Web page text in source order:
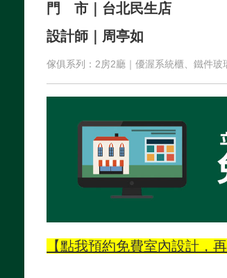
門 市｜台北民生店
設計師｜周亭如
傢俱系列：2房2廳｜優渥系統櫃、鐵件
【點我預約免費室內設計，